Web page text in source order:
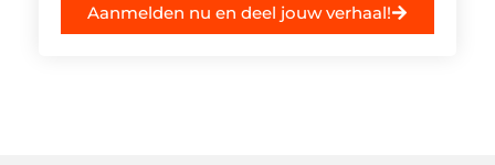
Aanmelden nu en deel jouw verhaal!